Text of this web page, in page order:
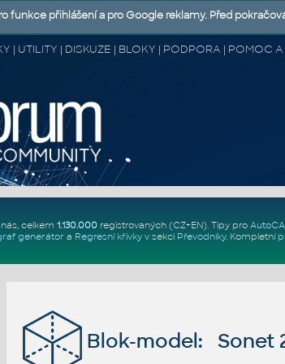
| UTILITY | DISKUZE | BLOKY | PODPORA | POMOC A
celkem 1.130.000registrovaných (CZ+EN). Tipy pro
generátor a Regresní křivkyv sekci Převodníky. Kompletní
Blok-model: Sonet
funkce přihlášení a pro Google reklamy. Před